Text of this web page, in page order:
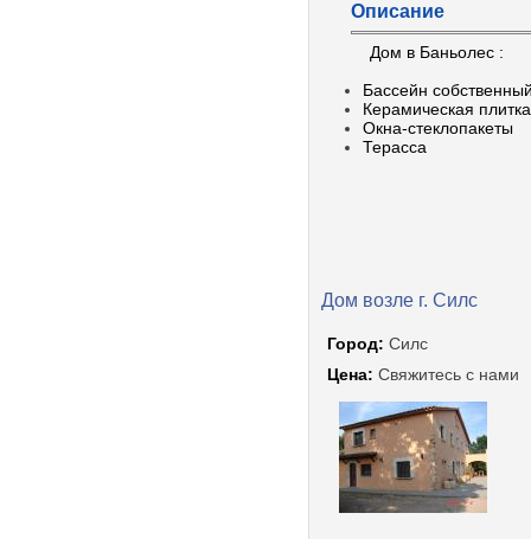
Описание
Дом в Баньолес :
Бассейн
Керамическая плитка
Окна-стеклопакеты
Терасса
Дом возле г. Силс
Город: Силс
Цена: Свяжитесь с нами